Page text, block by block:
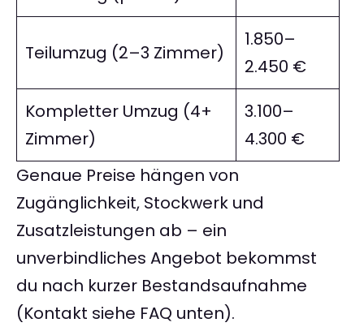
Teilumzug (2–3 Zimmer)
1.850–
2.450 €
Kompletter Umzug (4+
Zimmer)
3.100–
4.300 €
Genaue Preise hängen von
Zugänglichkeit, Stockwerk und
Zusatzleistungen ab – ein
unverbindliches Angebot bekommst
du nach kurzer Bestandsaufnahme
(Kontakt siehe FAQ unten).